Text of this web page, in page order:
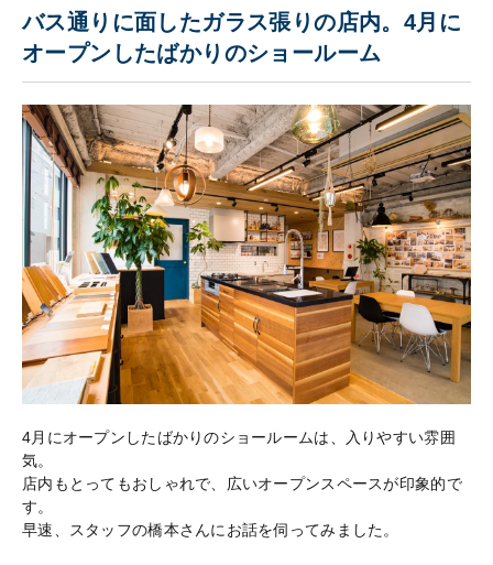
バス通りに面したガラス張りの店内。4月に
オープンしたばかりのショールーム
4月にオープンしたばかりのショールームは、入りやすい雰囲
気。
店内もとってもおしゃれで、広いオープンスペースが印象的で
す。
早速、スタッフの橋本さんにお話を伺ってみました。